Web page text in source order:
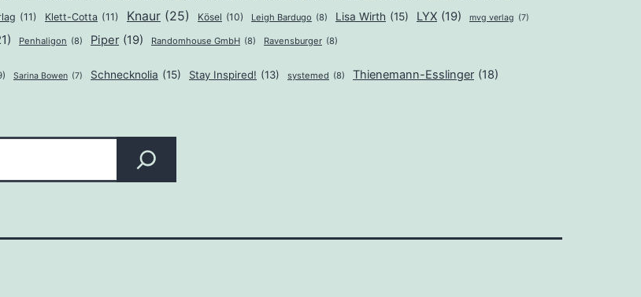
(11) Klett-Cotta (11) Knaur (25) Kösel (10) Leigh Bardugo (8) Lisa Wirth (15) LYX (19) mvg verlag (7)
Penhaligon (8) Piper (19) Randomhouse GmbH (8) Ravensburger (8)
Sarina Bowen (7) Schnecknolia (15) Stay Inspired! (13) systemed (8) Thienemann-Esslinger (18)